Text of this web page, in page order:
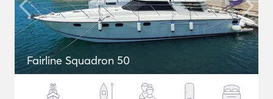
Fairline Squadron 50